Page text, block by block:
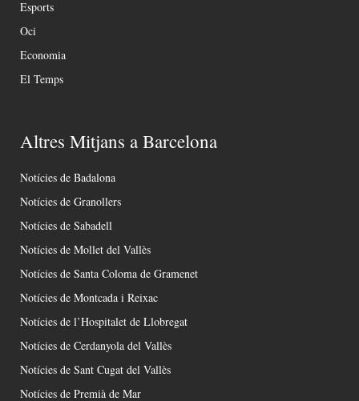
Esports
Oci
Economia
El Temps
Altres Mitjans a Barcelona
Notícies de Badalona
Notícies de Granollers
Notícies de Sabadell
Notícies de Mollet del Vallès
Notícies de Santa Coloma de Gramenet
Notícies de Montcada i Reixac
Notícies de l’Hospitalet de Llobregat
Notícies de Cerdanyola del Vallès
Notícies de Sant Cugat del Vallès
Notícies de Premià de Mar